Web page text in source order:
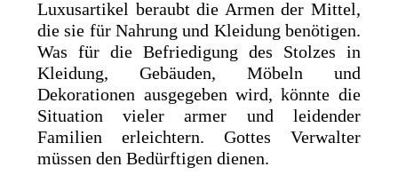
Luxusartikel beraubt die Armen der Mittel,
die sie für Nahrung und Kleidung benötigen.
Was für die Befriedigung des Stolzes in
Kleidung, Gebäuden, Möbeln und
Dekorationen ausgegeben wird, könnte die
Situation vieler armer und leidender
Familien erleichtern. Gottes Verwalter
müssen den Bedürftigen dienen.